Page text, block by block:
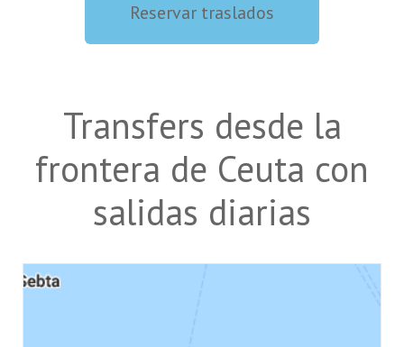
Reservar traslados
Transfers desde la
frontera de Ceuta con
salidas diarias